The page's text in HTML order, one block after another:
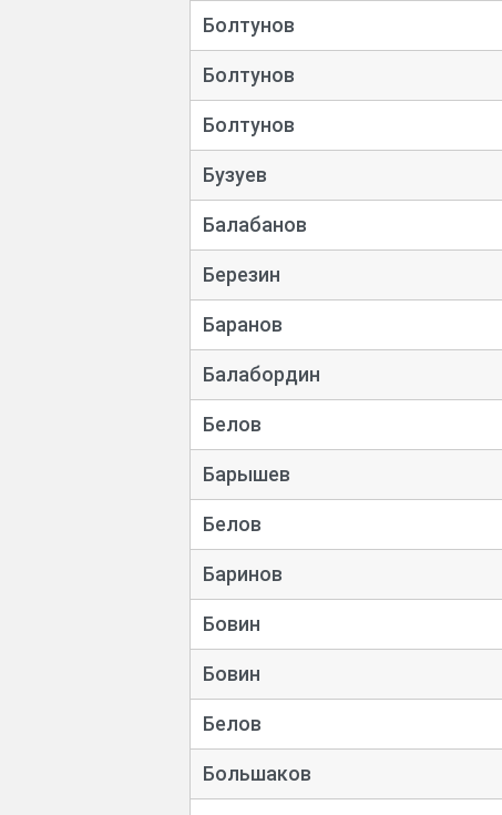
Болтунов
Болтунов
Болтунов
Бузуев
Балабанов
Березин
Баранов
Балабордин
Белов
Барышев
Белов
Баринов
Бовин
Бовин
Белов
Большаков